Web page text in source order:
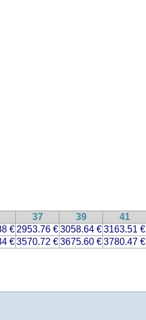
37 39 41
€ 2953.76 €3058.64 €3163.51 €
€3570.72 €3675.60 €3780.47 €